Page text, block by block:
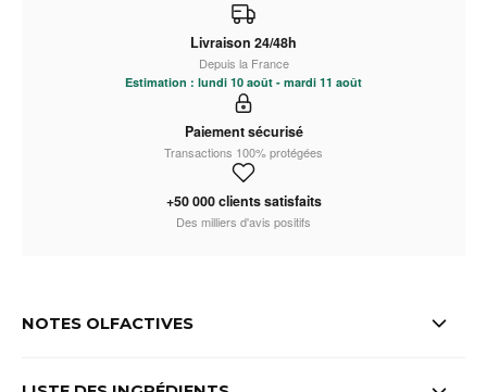
Livraison 24/48h
Depuis la France
Estimation : lundi 10 août - mardi 11 août
Paiement sécurisé
Transactions 100% protégées
+50 000 clients satisfaits
Des milliers d'avis positifs
NOTES OLFACTIVES